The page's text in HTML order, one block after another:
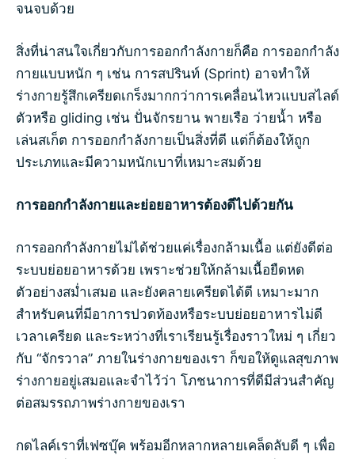
จนจบด้วย
สิ่งที่น่าสนใจเกี่ยวกับการออกกำลังกายก็คือ การออกกำลัง
กายแบบหนัก ๆ เช่น การสปรินท์ (Sprint) อาจทำให้
ร่างกายรู้สึกเครียดเกร็งมากกว่าการเคลื่อนไหวแบบสไลด์
ตัวหรือ gliding เช่น ปั่นจักรยาน พายเรือ ว่ายน้ำ หรือ
เล่นสเก็ต การออกกำลังกายเป็นสิ่งที่ดี แต่ก็ต้องให้ถูก
ประเภทและมีความหนักเบาที่เหมาะสมด้วย
การออกกำลังกายและย่อยอาหารต้องดีไปด้วยกัน
การออกกำลังกายไม่ได้ช่วยแค่เรื่องกล้ามเนื้อ แต่ยังดีต่อ
ระบบย่อยอาหารด้วย เพราะช่วยให้กล้ามเนื้อยืดหด
ตัวอย่างสม่ำเสมอ และยังคลายเครียดได้ดี เหมาะมาก
สำหรับคนที่มีอาการปวดท้องหรือระบบย่อยอาหารไม่ดี
เวลาเครียด และระหว่างที่เราเรียนรู้เรื่องราวใหม่ ๆ เกี่ยว
กับ “จักรวาล” ภายในร่างกายของเรา ก็ขอให้ดูแลสุขภาพ
ร่างกายอยู่เสมอและจำไว้ว่า โภชนาการที่ดีมีส่วนสำคัญ
ต่อสมรรถภาพร่างกายของเรา
กดไลค์เราที่เฟซบุ๊ค พร้อมอีกหลากหลายเคล็ดลับดี ๆ เพื่อ